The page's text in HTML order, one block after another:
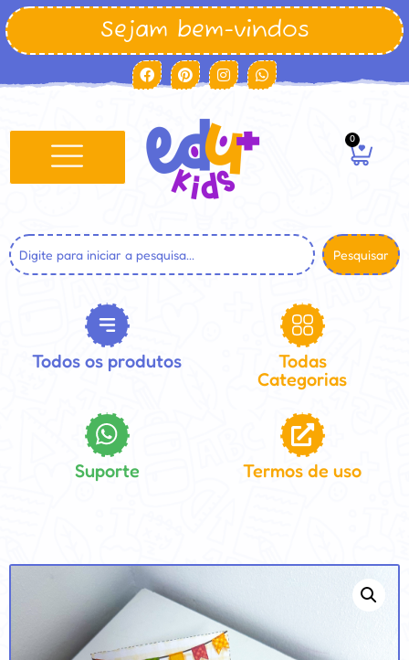
Sejam bem-vindos
0
Pesquisar
Todos os produtos
Todas
Categorias
Suporte Termos de uso